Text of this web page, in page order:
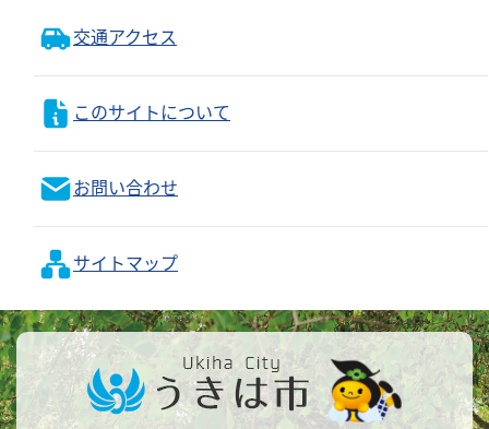
交通アクセス
このサイトについて
お問い合わせ
サイトマップ